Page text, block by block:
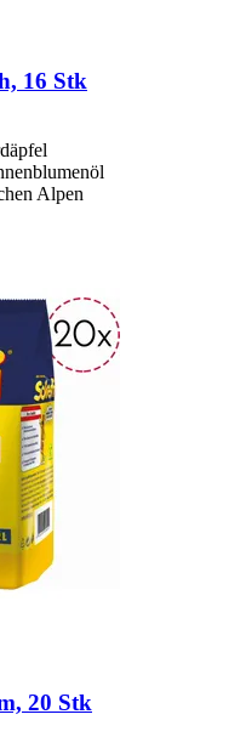
16 Stk
Alpen
20 Stk